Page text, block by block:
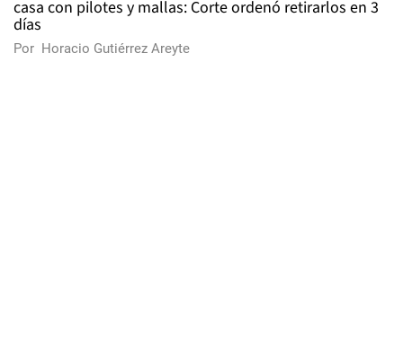
casa con pilotes y mallas: Corte ordenó retirarlos en 3
días
Por Horacio Gutiérrez Areyte